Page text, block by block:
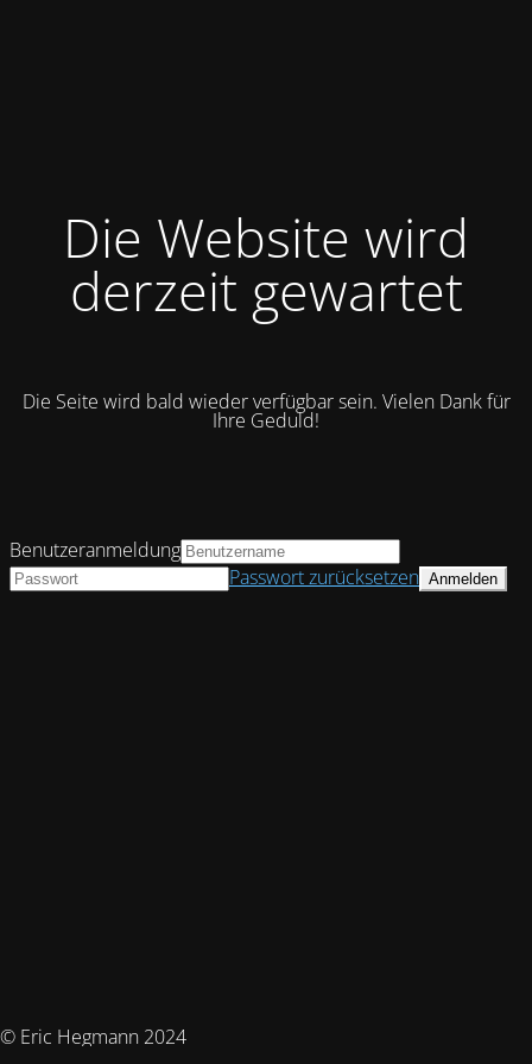
Die Website wird
derzeit gewartet
Die Seite wird bald wieder verfügbar sein. Vielen Dank für
Ihre Geduld!
© Eric Hegmann 2024
Benutzeranmeldung
Passwort zurücksetzen